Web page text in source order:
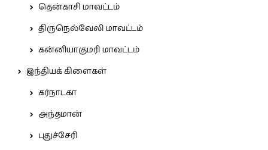
தென்காசி மாவட்டம்
திருநெல்வேலி மாவட்டம்
கன்னியாகுமரி மாவட்டம்
இந்தியக் கிளைகள்
கர்நாடகா
அந்தமான்
புதுச்சேரி